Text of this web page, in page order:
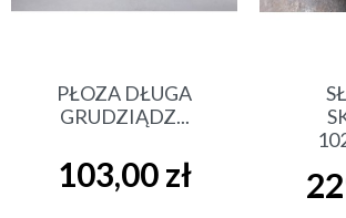
PŁOZA DŁUGA
GRUDZIĄDZ...
Cena
103,00 zł Cena